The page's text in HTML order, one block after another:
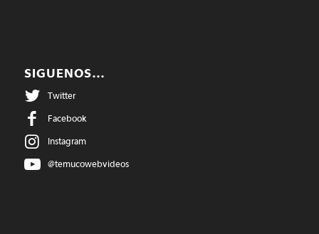
SIGUENOS…
Twitter
Facebook
Instagram
@temucowebvideos